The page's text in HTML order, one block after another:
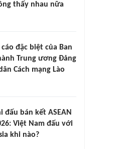
thấy nhau nữa
đặc biệt của Ban
Trung ương Đảng
Cách mạng Lào
đấu bán kết ASEAN
Việt Nam đấu với
khi nào?